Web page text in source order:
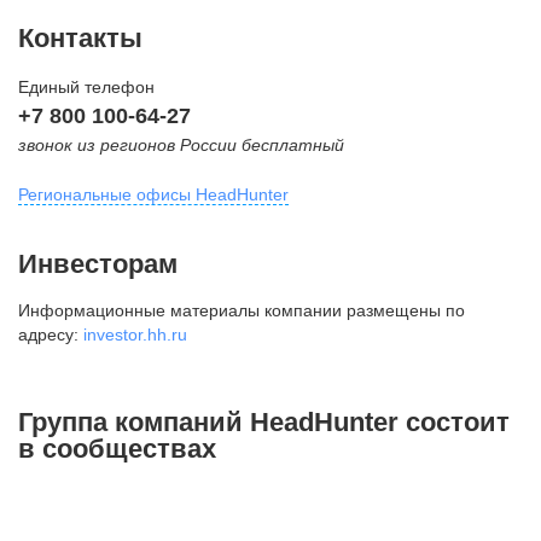
Контакты
Единый телефон
+7 800 100-64-27
звонок из регионов России бесплатный
Региональные офисы HeadHunter
внутригородская территория
Муниципальный округ Тверской,
2-я Брестская ул., д. 48,
+7 495 980-64-27
Инвесторам
Информационные материалы компании размещены по
адресу: investor.hh.ru
Группа компаний HeadHunter состоит
в сообществах